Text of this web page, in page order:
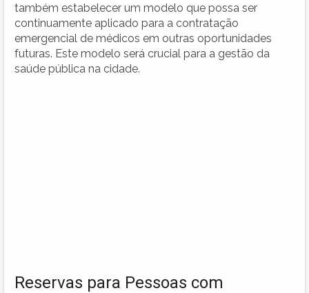
também estabelecer um modelo que possa ser
continuamente aplicado para a contratação
emergencial de médicos em outras oportunidades
futuras. Este modelo será crucial para a gestão da
saúde pública na cidade.
Reservas para Pessoas com